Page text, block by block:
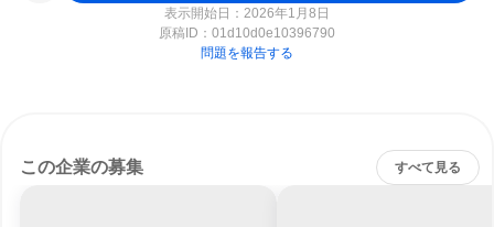
表示開始日：2026年1月8日
原稿ID： 01d10d0e10396790
問題を報告する
この企業の募集 すべて見る